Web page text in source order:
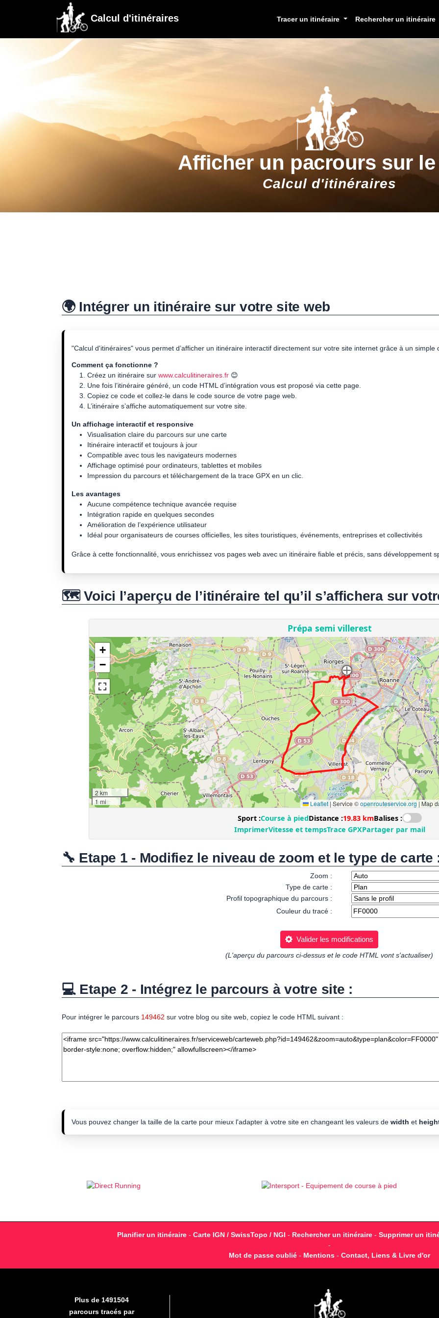
Calcul d'itinéraires Tracer un itinéraire Rechercher un itinéraire
Afficher un pacrours sur
Calcul d'itinéraires
🌍 Intégrer un itinéraire sur votre site web
"Calcul d'itinéraires" vous permet d’afficher un itinéraire interactif directement sur votre site internet grâce à un simple
Comment ça fonctionne ?
Créez un itinéraire sur www.calculitineraires.fr 😊
Une fois l’itinéraire généré, un code HTML d’intégration vous est proposé via cette page.
Copiez ce code et collez-le dans le code source de votre page web.
L’itinéraire s’affiche automatiquement sur votre site.
Un affichage interactif et responsive
Visualisation claire du parcours sur une carte
Itinéraire interactif et toujours à jour
Compatible avec tous les navigateurs modernes
Affichage optimisé pour ordinateurs, tablettes et mobiles
Impression du parcours et téléchargement de la trace GPX en un clic.
Les avantages
Aucune compétence technique avancée requise
Intégration rapide en quelques secondes
Amélioration de l’expérience utilisateur
Idéal pour organisateurs de courses officielles, les sites touristiques, événements, entreprises et collectivités
Grâce à cette fonctionnalité, vous enrichissez vos pages web avec un itinéraire fiable et précis, sans développement
🗺️ Voici l’aperçu de l’itinéraire tel qu’il s’affichera sur
🔧 Etape 1 - Modifiez le niveau de zoom et le type de carte
Zoom :
Type de carte :
Profil topographique du parcours :
Couleur du tracé :
Valider les modifications
(L'aperçu du parcours ci-dessus et le code HTML vont s'actualiser)
💻 Etape 2 - Intégrez le parcours à votre site :
Pour intégrer le parcours 149462 sur votre blog ou site web, copiez le code HTML suivant :
Vous pouvez changer la taille de la carte pour mieux l'adapter à votre site en changeant les valeurs de width et
Planifier un itinéraire - Carte IGN / SwissTopo / NGI - Rechercher un itinéraire - Supprimer un
-
Mot de passe oublié- Mentions- Contact, Liens & Livre d'or
Plus de 1491504
parcours tracés par